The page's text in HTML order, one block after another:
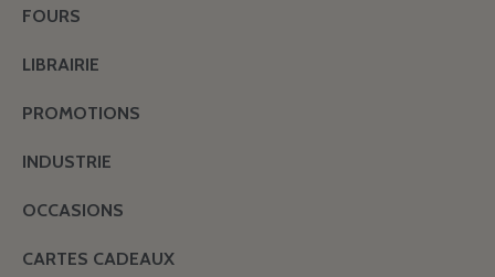
FOURS
LIBRAIRIE
PROMOTIONS
INDUSTRIE
OCCASIONS
CARTES CADEAUX